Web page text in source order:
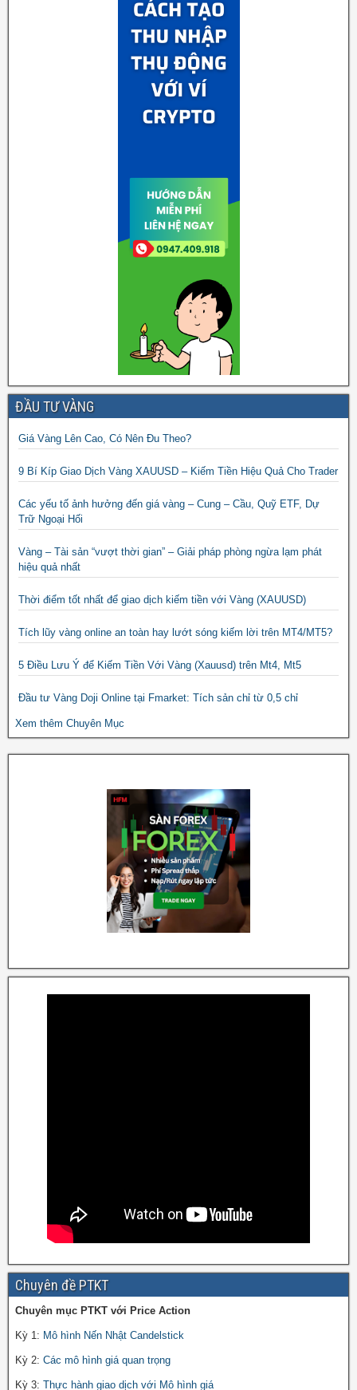
ĐẦU TƯ VÀNG
Giá Vàng Lên Cao, Có Nên Đu Theo?
9 Bí Kíp Giao Dịch Vàng XAUUSD – Kiếm Tiền Hiệu Quả Cho Trader
Các yếu tố ảnh hưởng đến giá vàng – Cung – Cầu, Quỹ ETF, Dự
Trữ Ngoại Hối
Vàng – Tài sản “vượt thời gian” – Giải pháp phòng ngừa lạm phát
hiệu quả nhất
Thời điểm tốt nhất để giao dịch kiếm tiền với Vàng (XAUUSD)
Tích lũy vàng online an toàn hay lướt sóng kiếm lời trên MT4/MT5?
5 Điều Lưu Ý để Kiếm Tiền Với Vàng (Xauusd) trên Mt4, Mt5
Đầu tư Vàng Doji Online tại Fmarket: Tích sản chỉ từ 0,5 chỉ
Xem thêm Chuyên Mục
Chuyên đề PTKT
Chuyên mục PTKT với Price Action
Kỳ 1: Mô hình Nến Nhật Candelstick
Kỳ 2: Các mô hình giá quan trọng
Kỳ 3: Thực hành giao dịch với Mô hình giá